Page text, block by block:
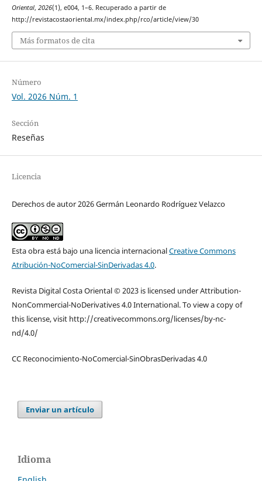
Oriental, 2026(1), e004, 1–6. Recuperado a partir de
http://revistacostaoriental.mx/index.php/rco/article/view/30
Más formatos de cita
Número
Vol. 2026 Núm. 1
Sección
Reseñas
Licencia
Derechos de autor 2026 Germán Leonardo Rodríguez Velazco
Esta obra está bajo una licencia internacionalCreative Commons
Atribución-NoComercial-SinDerivadas 4.0.
Revista Digital Costa Oriental © 2023 is licensed under Attribution-
NonCommercial-NoDerivatives 4.0 International. To view a copy of
this license, visit http://creativecommons.org/licenses/by-nc-
nd/4.0/
CC Reconocimiento-NoComercial-SinObrasDerivadas 4.0
Enviar un artículo
Idioma